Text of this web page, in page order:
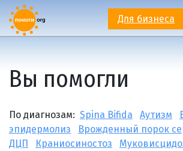
Для бизнеса
Вы помогли
По диагнозам: Spina Bifida Аутизм
эпидермолиз
Врожденный порок
ДЦП
Краниосиностоз